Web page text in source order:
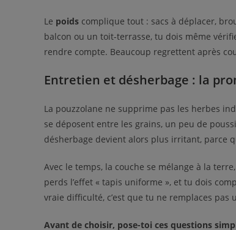
Le poids complique tout : sacs à déplacer,
balcon ou un toit-terrasse, tu dois même
rendre compte. Beaucoup regrettent après
Entretien et désherbage : la
La pouzzolane ne supprime pas les herbes
se déposent entre les grains, un peu de
désherbage devient alors plus irritant, parce
Avec le temps, la couche se mélange à la
perds l’effet « tapis uniforme », et tu dois
vraie difficulté, c’est que tu ne remplaces
Avant de choisir, pose-toi ces questions